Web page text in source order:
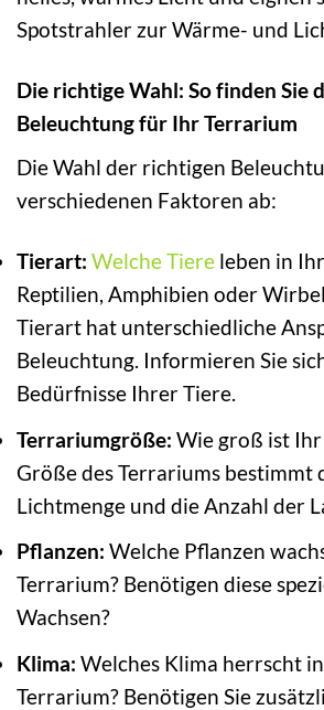
Spotstrahler zur Wärme- und
Die richtige Wahl: So finden Sie
Beleuchtung für Ihr Terrarium
Die Wahl der richtigen
verschiedenen Faktoren ab:
Tierart: Welche Tiere leben in
Reptilien, Amphibien oder
Tierart hat unterschiedliche
Beleuchtung. Informieren Sie
Bedürfnisse Ihrer Tiere.
Terrariumgröße: Wie groß ist
Größe des Terrariums bestimmt
Lichtmenge und die Anzahl der
Pflanzen: Welche Pflanzen
Terrarium? Benötigen diese
Wachsen?
Klima: Welches Klima herrscht
Terrarium? Benötigen Sie